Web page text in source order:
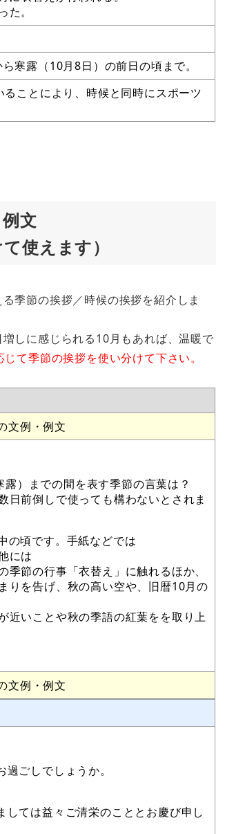
。
寒露（10月8日）の前日の頃まで。
ことにより、時候と同時にスポーツ
文
使えます）
季節の挨拶／時候の挨拶を紹介しま
しに感じられる10月もあれば、温暖で
て季節の挨拶を使い分けて下さい。
文例・例文
）までの間を表す季節の言葉は？
日前倒しで使っても構わないとされま
の頃です。手紙などでは
には
節の行事「衣替え」に触れるほか、
りを告げ、秋の高い空や、旧暦10月の
近いことや秋の季語の紅葉をを取り上
文例・例文
ごしでしょうか。
ては益々ご清栄のこととお慶び申し